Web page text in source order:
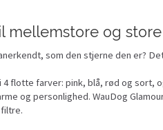
mellemstore og
som den stjerne den er?
flotte farver: pink, blå, rød og
og personlighed. WauDog